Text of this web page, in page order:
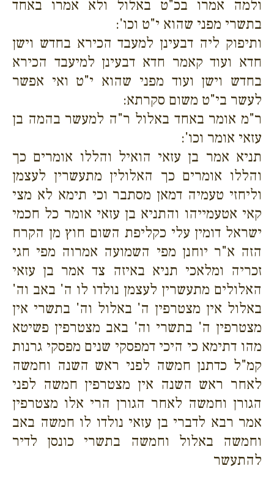
ולמה אמרו בכ"ט באלול ולא אמרו באחד
בתשרי מפני שהוא י"ט וכו':
ותיפוק ליה דבעינן למעבד הכירא בחדש וישן
חדא ועוד קאמר חדא דבעינן למיעבד הכירא
בחדש וישן ועוד מפני שהוא י"ט ואי אפשר
לעשר בי"ט משום סקרתא:
ר"מ אומר באחד באלול ר"ה למעשר בהמה בן
עזאי אומר וכו':
תניא אמר בן עזאי הואיל והללו אומרים כך
והללו אומרים כך האלולין מתעשרין לעצמן
וליחזי טעמיה דמאן מסתבר וכי תימא לא מצי
קאי אטעמייהו והתניא בן עזאי אומר כל חכמי
ישראל דומין עלי כקליפת השום חוץ מן הקרח
הזה א"ר יוחנן מפי השמועה אמרוה מפי חגי
זכריה ומלאכי תניא באיזה צד אמר בן עזאי
האלולים מתעשרין לעצמן נולדו לו ה' באב וה'
באלול אין מצטרפין ה' באלול וה' בתשרי אין
מצטרפין ה' בתשרי וה' באב מצטרפין פשיטא
מהו דתימא כי היכי דמפסקי שנים מפסקי גרנות
קמ"ל כדתנן חמשה לפני ראש השנה וחמשה
לאחר ראש השנה אין מצטרפין חמשה לפני
הגורן וחמשה לאחר הגורן הרי אלו מצטרפין
אמר רבא לדברי בן עזאי נולדו לו חמשה באב
וחמשה באלול וחמשה בתשרי כונסן לדיר
להתעשר